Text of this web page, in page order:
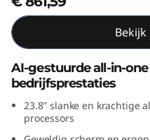
4AI-gestuurde all-in-
bedrijfsprestaties
23.8″ slanke en krachtige
processors